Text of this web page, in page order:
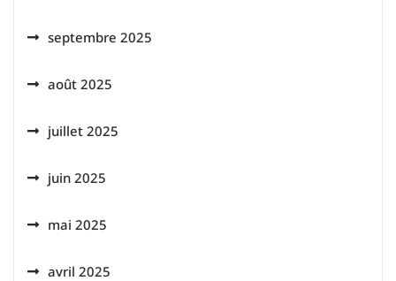
septembre 2025
août 2025
juillet 2025
juin 2025
mai 2025
avril 2025